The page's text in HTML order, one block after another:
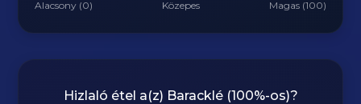
Alacsony (0) Közepes Magas (100)
Hizlaló étel a(z) Baracklé (100%-os)?